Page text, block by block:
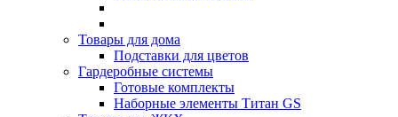
Товары для дома
Подставки для цветов
Гардеробные системы
Готовые комплекты
Наборные элементы Титан GS